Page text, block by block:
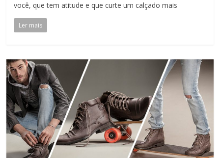
você, que tem atitude e que curte um calçado mais
Ler mais